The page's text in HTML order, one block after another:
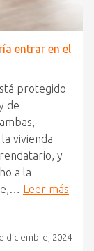
entrar en el
protegido
de
vivienda
y
a la
Leer más
diciembre, 2024